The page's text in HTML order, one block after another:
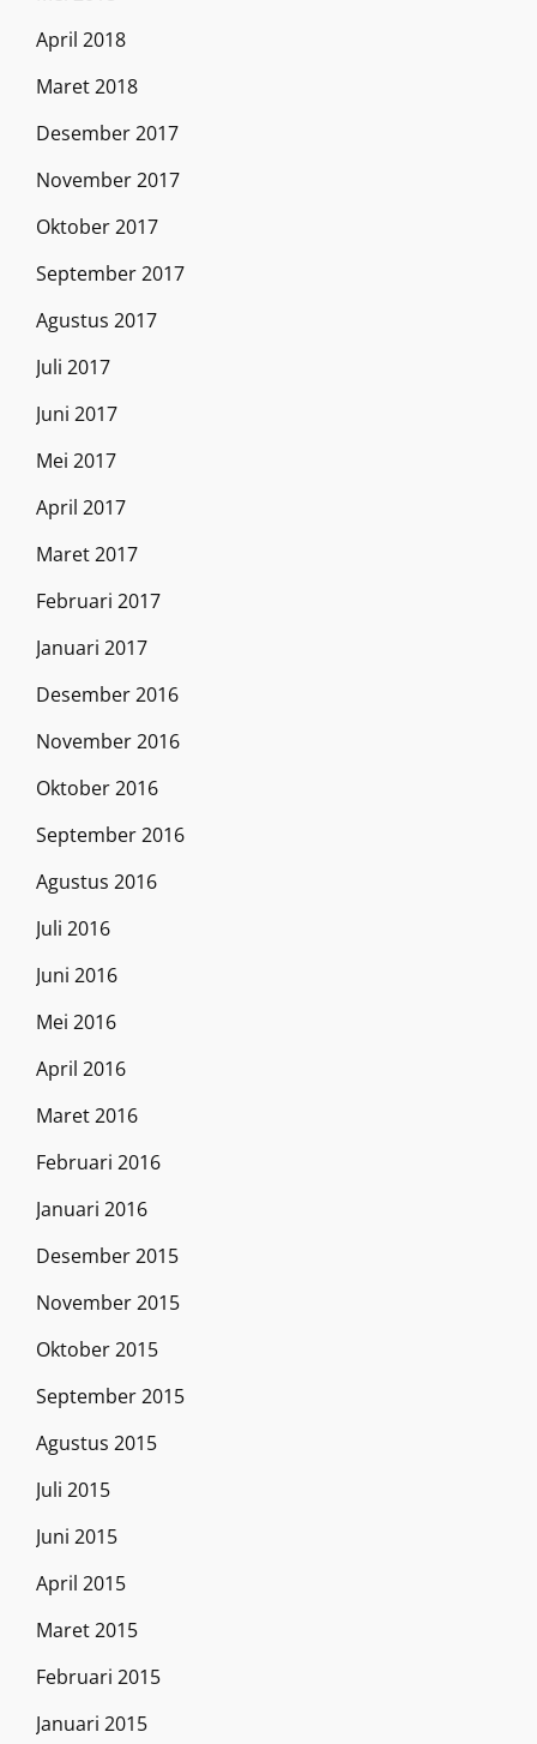
April 2018
Maret 2018
Desember 2017
November 2017
Oktober 2017
September 2017
Agustus 2017
Juli 2017
Juni 2017
Mei 2017
April 2017
Maret 2017
Februari 2017
Januari 2017
Desember 2016
November 2016
Oktober 2016
September 2016
Agustus 2016
Juli 2016
Juni 2016
Mei 2016
April 2016
Maret 2016
Februari 2016
Januari 2016
Desember 2015
November 2015
Oktober 2015
September 2015
Agustus 2015
Juli 2015
Juni 2015
April 2015
Maret 2015
Februari 2015
Januari 2015